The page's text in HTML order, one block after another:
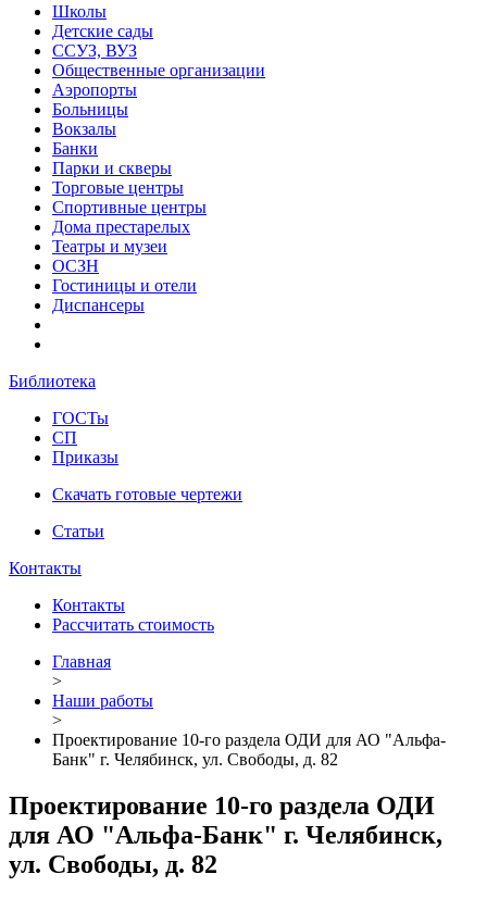
Школы
Детские сады
ССУЗ, ВУЗ
Общественные организации
Аэропорты
Больницы
Вокзалы
Банки
Парки и скверы
Торговые центры
Спортивные центры
Дома престарелых
Театры и музеи
ОСЗН
Гостиницы и отели
Диспансеры
Библиотека
ГОСТы
СП
Приказы
Скачать готовые чертежи
Статьи
Контакты
Контакты
Рассчитать стоимость
Главная
>
Наши работы
>
Проектирование 10-го раздела ОДИ для АО "Альфа-
Банк" г. Челябинск, ул. Свободы, д. 82
Проектирование 10-го раздела ОДИ
для АО "Альфа-Банк" г. Челябинск,
ул. Свободы, д. 82